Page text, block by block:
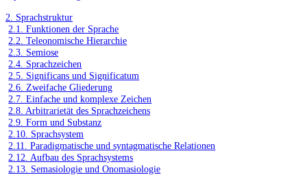
2. Sprachstruktur
2.1. Funktionen der Sprache
2.2. Teleonomische Hierarchie
2.3. Semiose
2.4. Sprachzeichen
2.5. Significans und Significatum
2.6. Zweifache Gliederung
2.7. Einfache und komplexe Zeichen
2.8. Arbitrarietät des Sprachzeichens
2.9. Form und Substanz
2.10. Sprachsystem
2.11. Paradigmatische und syntagmatische Relationen
2.12. Aufbau des Sprachsystems
2.13. Semasiologie und Onomasiologie